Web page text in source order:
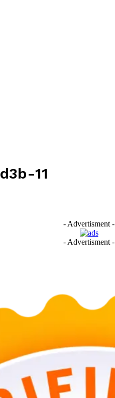
11
- Advertisment -
- Advertisment -